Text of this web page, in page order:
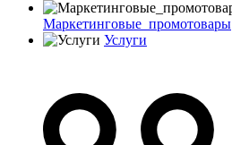
Маркетинговые_промотовары
Услуги